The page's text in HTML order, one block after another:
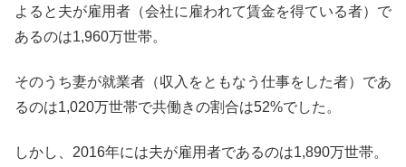
よると夫が雇用者（会社に雇われて賃金を得ている者）で
あるのは1,960万世帯。
そのうち妻が就業者（収入をともなう仕事をした者）であ
るのは1,020万世帯で共働きの割合は52%でした。
しかし、2016年には夫が雇用者であるのは1,890万世帯。